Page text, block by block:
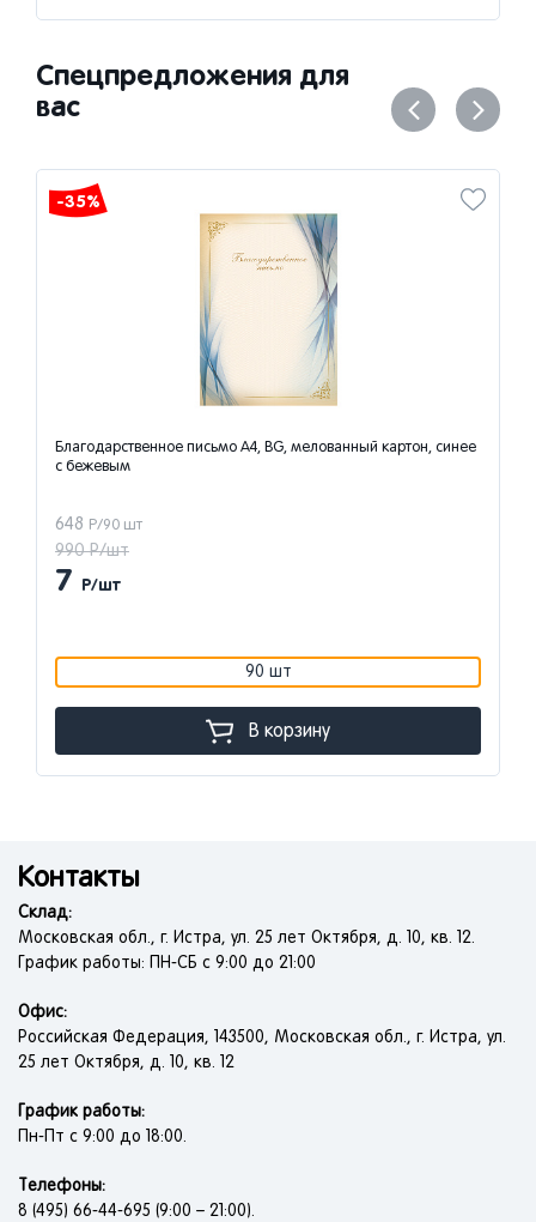
Спецпредложения для
вас
-35%
Благодарственное письмо А4, BG, мелованный картон, синее
с бежевым
648 Р/90 шт
990 Р/шт
7 Р/шт
90 шт
В корзину
Контакты
Склад:
Московская обл., г. Истра, ул. 25 лет Октября, д. 10, кв. 12.
График работы: ПН-СБ с 9:00 до 21:00
Офис:
Российская Федерация, 143500, Московская обл., г. Истра, ул.
25 лет Октября, д. 10, кв. 12
График работы:
Пн-Пт с 9:00 до 18:00.
Телефоны:
8 (495) 66-44-695 (9:00 – 21:00).